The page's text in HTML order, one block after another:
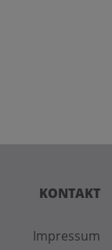
KONTAKT
Impressum